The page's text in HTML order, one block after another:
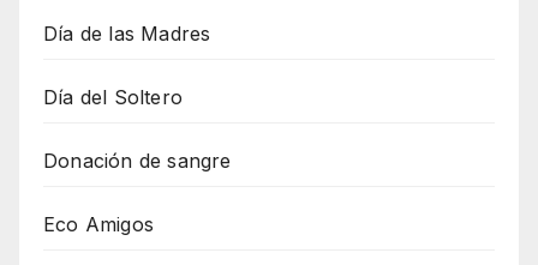
Día de las Madres
Día del Soltero
Donación de sangre
Eco Amigos